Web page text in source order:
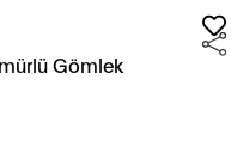
Gömlek